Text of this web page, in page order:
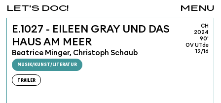
MENU
LET'S DOC!
E.1027 - EILEEN GRAY UND DAS
HAUS AM MEER
Beatrice Minger, Christoph Schaub
MUSIK/KUNST/LITERATUR
TRAILER
CH
2024
90'
OV UTde
12/16